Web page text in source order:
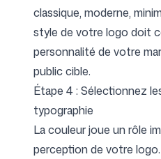
classique, moderne,
style de votre logo doit
personnalité de votre
public cible.
Étape 4 : Sélectionnez
typographie
La couleur joue un rôle
perception de votre